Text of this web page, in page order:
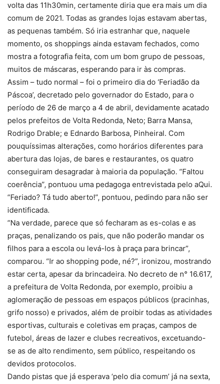
volta das 11h30min, certamente diria que era mais um dia
comum de 2021. Todas as grandes lojas estavam abertas,
as pequenas também. Só iria estranhar que, naquele
momento, os shoppings ainda estavam fechados, como
mostra a fotografia feita, com um bom grupo de pessoas,
muitos de máscaras, esperando para ir às compras.
Assim – tudo normal – foi o primeiro dia do ‘Feriadão da
Páscoa’, decretado pelo governador do Estado, para o
período de 26 de março a 4 de abril, devidamente acatado
pelos prefeitos de Volta Redonda, Neto; Barra Mansa,
Rodrigo Drable; e Ednardo Barbosa, Pinheiral. Com
pouquíssimas alterações, como horários diferentes para
abertura das lojas, de bares e restaurantes, os quatro
conseguiram desagradar à maioria da população. “Faltou
coerência”, pontuou uma pedagoga entrevistada pelo aQui.
“Feriado? Tá tudo aberto!”, pontuou, pedindo para não ser
identificada.
“Na verdade, parece que só fecharam as es-colas e as
praças, penalizando os pais, que não poderão mandar os
filhos para a escola ou levá-los à praça para brincar”,
comparou. “Ir ao shopping pode, né?”, ironizou, mostrando
estar certa, apesar da brincadeira. No decreto de n° 16.617,
a prefeitura de Volta Redonda, por exemplo, proibiu a
aglomeração de pessoas em espaços públicos (pracinhas,
grifo nosso) e privados, além de proibir todas as atividades
esportivas, culturais e coletivas em praças, campos de
futebol, áreas de lazer e clubes recreativos, excetuando-
se as de alto rendimento, sem público, respeitando os
devidos protocolos.
Dando pistas que já esperava ‘pelo dia comum’ já na sexta,